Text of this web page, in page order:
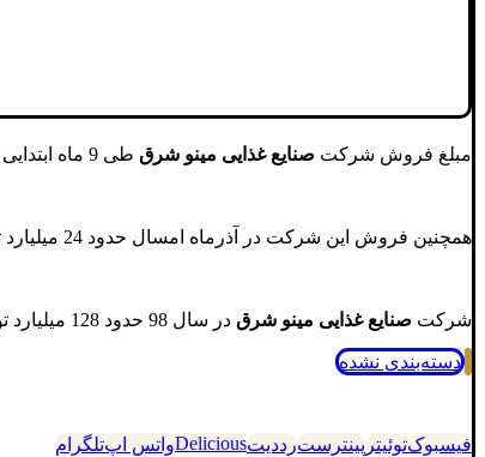
مبلغ فروش شرکت صنایع غذایی مینو شرق طی 9 ماه ابتدایی سال 1399 حدود 159 میلیارد تومان بوده که نسبت به دوره مشابه سال گذشته ( 98 میلیارد تومان ) از رشد حدود 63% برخوردار بوده است.
همچنین فروش این شرکت در آذرماه امسال حدود 24 میلیارد تومان بوده که نسبت به دوره مشابه در سال گذشته ( 11 میلیارد تومان) از رشد 119% برخوردار بوده است.
شرکت صنایع غذایی مینو شرق در سال 98 حدود 128 میلیارد تومان فروش داشته است.
دسته‌بندی نشده
فیسبوکتوئیترپینترسترددیتDeliciousواتس اپتلگرام